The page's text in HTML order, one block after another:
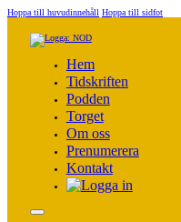
Hoppa till huvudinnehåll Hoppa till sidfot
Hem
Tidskriften
Podden
Torget
Om oss
Prenumerera
Kontakt